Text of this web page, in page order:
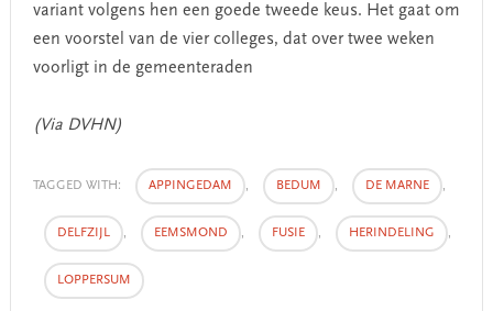
variant volgens hen een goede tweede keus. Het gaat om
een voorstel van de vier colleges, dat over twee weken
voorligt in de gemeenteraden
(Via DVHN)
TAGGED WITH: APPINGEDAM , BEDUM , DE MARNE ,
DELFZIJL , EEMSMOND , FUSIE , HERINDELING ,
LOPPERSUM